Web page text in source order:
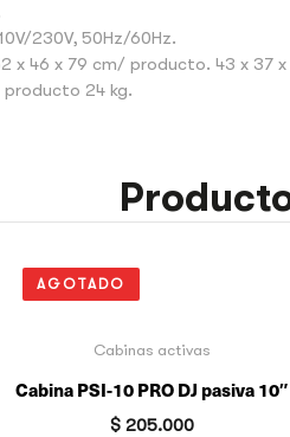
230V, 50Hz/60Hz.
x 46 x 79 cm/ producto. 43 x 37
producto 24 kg.
AGOTADO
Cabinas activas
Cabina PSI-10 PRO DJ pasiva 10″
$205.000